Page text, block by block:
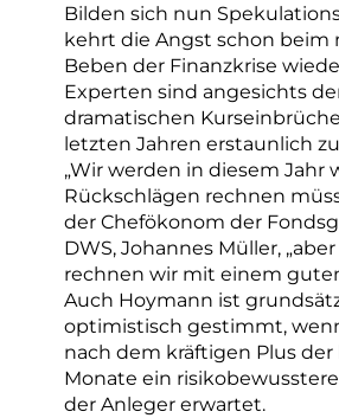
Bilden sich nun
kehrt die Angst schon beim
Beben der Finanzkrise
Experten sind angesichts
dramatischen
letzten Jahren erstaunlich
„Wir werden in diesem Jahr
Rückschlägen rechnen
der Chefökonom der
DWS, Johannes Müller,
rechnen wir mit einem
Auch Hoymann ist
optimistisch gestimmt,
nach dem kräftigen Plus
Monate ein
der Anleger erwartet.